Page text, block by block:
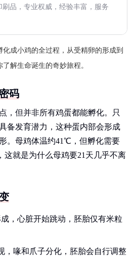
品，专业权威，经验丰富，服务
成小鸡的全过程，从受精卵的形成到
解生命诞生的奇妙旅程。
码
，但并非所有鸡蛋都能孵化。只
备发育潜力，这种蛋内部会形成
。母鸡体温约41℃，但孵化需要
就是为什么母鸡要21天几乎不离
成，心脏开始跳动，胚胎仅有米粒
，喙和爪子分化，胚胎会自行调整